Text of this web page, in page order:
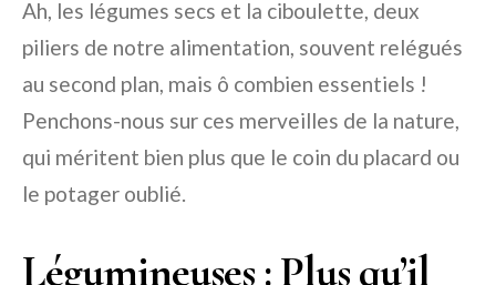
Ah, les légumes secs et la ciboulette, deux
piliers de notre alimentation, souvent relégués
au second plan, mais ô combien essentiels !
Penchons-nous sur ces merveilles de la nature,
qui méritent bien plus que le coin du placard ou
le potager oublié.
Légumineuses : Plus qu’il